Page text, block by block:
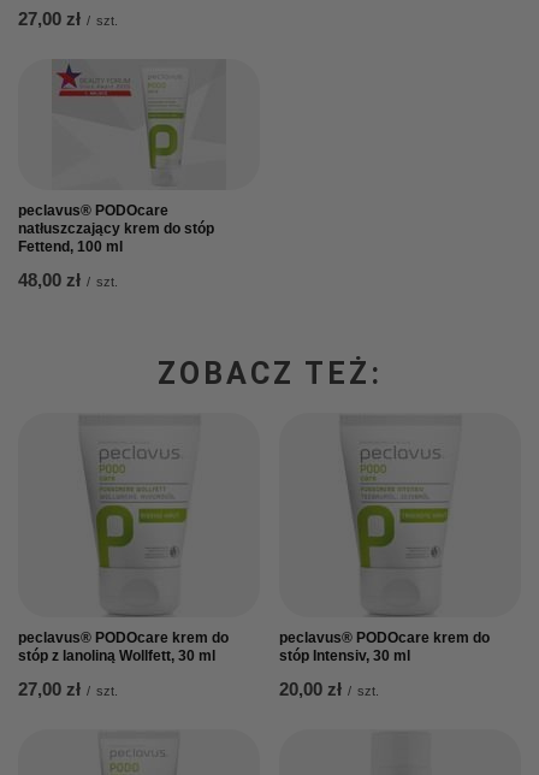
27,00 zł / szt.
peclavus® PODOcare
natłuszczający krem do stóp
Fettend, 100 ml
48,00 zł / szt.
ZOBACZ TEŻ:
peclavus® PODOcare krem do
stóp z lanoliną Wollfett, 30 ml
27,00 zł / szt.
peclavus® PODOcare krem do
stóp Intensiv, 30 ml
20,00 zł / szt.